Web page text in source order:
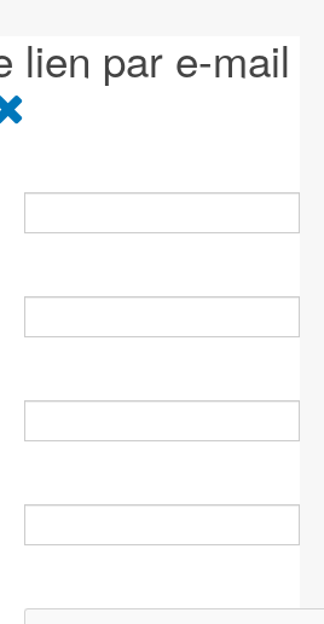
lien par e-mail